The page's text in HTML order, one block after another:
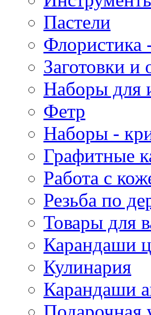
Пастели
Флористика
Заготовки и
Наборы для
Фетр
Наборы -
Графитные
Работа с
Резьба по
Товары для
Карандаши
Кулинария
Карандаши